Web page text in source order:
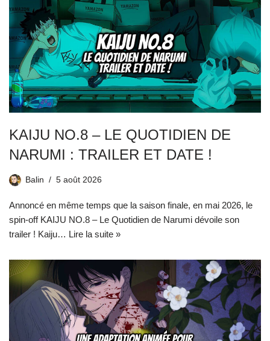
KAIJU NO.8 – LE QUOTIDIEN DE
NARUMI : TRAILER ET DATE !
Balin 5 août 2026
Annoncé en même temps que la saison finale, en mai 2026, le
spin-off KAIJU NO.8 – Le Quotidien de Narumi dévoile son
trailer ! Kaiju… Lire la suite »